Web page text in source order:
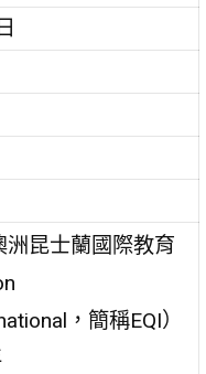
昆士蘭國際教育
，簡稱EQI）